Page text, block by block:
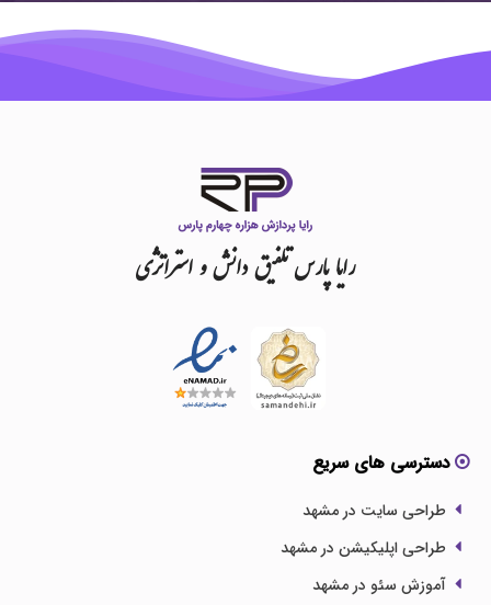
رایاپارستلفیقدانشواستراتژی
دسترسی های سریع
طراحی سایت در مشهد
طراحی اپلیکیشن در مشهد
آموزش سئو در مشهد